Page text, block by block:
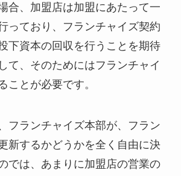
合、加盟店は加盟にあたって一
っており、フランチャイズ契約
下資本の回収を行うことを期待
て、そのためにはフランチャイ
ことが必要です。
フランチャイズ本部が、フラン
新するかどうかを全く自由に決
では、あまりに加盟店の営業の